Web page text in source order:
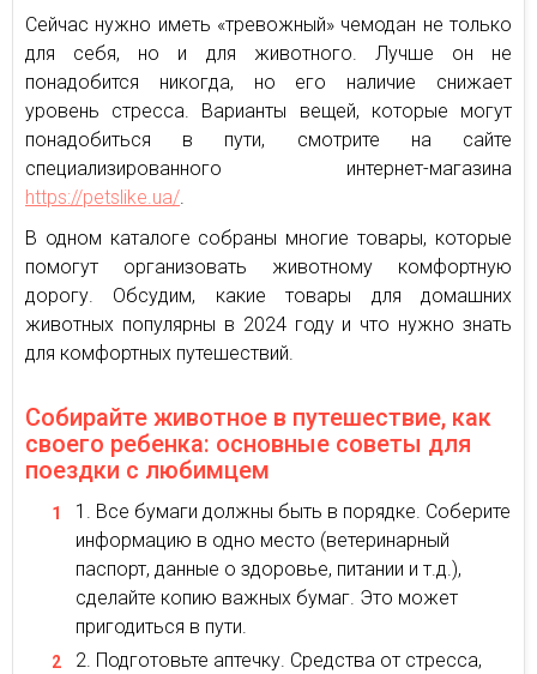
Сейчас нужно иметь «тревожный» чемодан не только
для себя, но и для животного. Лучше он не
понадобится никогда, но его наличие снижает
уровень стресса. Варианты вещей, которые могут
понадобиться в пути, смотрите на сайте
специализированного интернет-магазина
https://petslike.ua/.
В одном каталоге собраны многие товары, которые
помогут организовать животному комфортную
дорогу. Обсудим, какие товары для домашних
животных популярны в 2024 году и что нужно знать
для комфортных путешествий.
Собирайте животное в путешествие, как
своего ребенка: основные советы для
поездки с любимцем
Все бумаги должны быть в порядке. Соберите
информацию в одно место (ветеринарный
паспорт, данные о здоровье, питании и т.д.),
сделайте копию важных бумаг. Это может
пригодиться в пути.
Подготовьте аптечку. Средства от стресса,